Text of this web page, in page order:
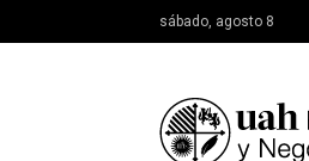
sábado, agosto 8